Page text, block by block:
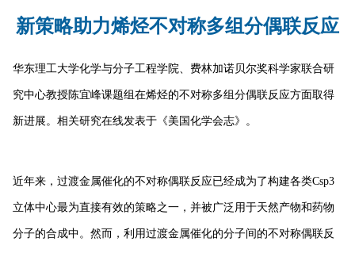
新策略助力烯烃不对称多组分偶联反应
华东理工大学化学与分子工程学院、费林加诺贝尔奖科学家联合研
究中心教授陈宜峰课题组在烯烃的不对称多组分偶联反应方面取得
新进展。相关研究在线发表于《美国化学会志》。
近年来，过渡金属催化的不对称偶联反应已经成为了构建各类Csp3
立体中心最为直接有效的策略之一，并被广泛用于天然产物和药物
分子的合成中。然而，利用过渡金属催化的分子间的不对称偶联反